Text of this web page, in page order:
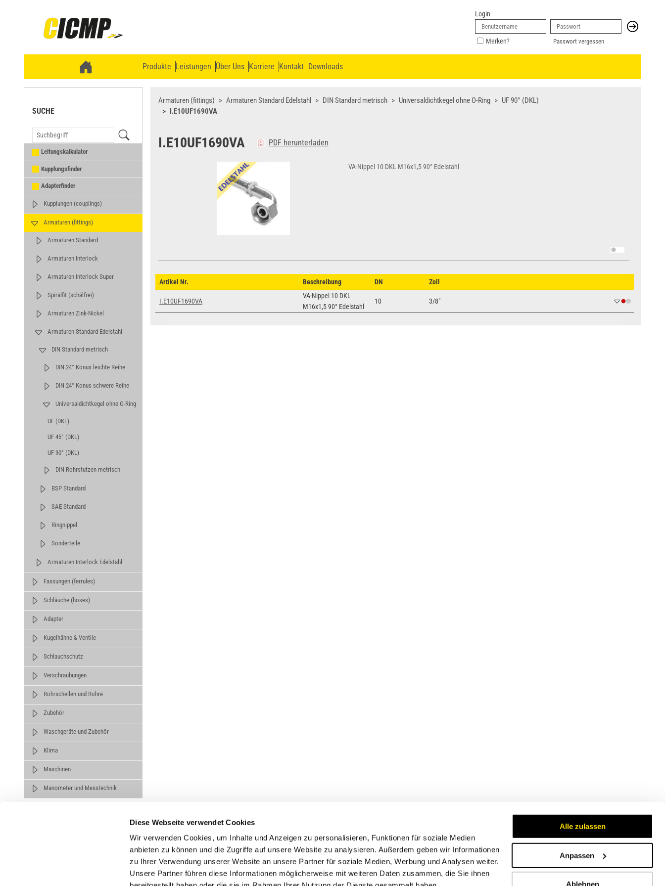
Diese Webseite verwendet Cookies
Wir verwenden Cookies, um Inhalte und Anzeigen zu personalisieren, Funktionen für soziale Medien
anbieten zu können und die Zugriffe auf unsere Website zu analysieren. Außerdem geben wir Informationen
zu Ihrer Verwendung unserer Website an unsere Partner für soziale Medien, Werbung und Analysen weiter.
Unsere Partner führen diese Informationen möglicherweise mit weiteren Daten zusammen, die Sie ihnen
Alle zulassen
Anpassen
Ablehnen
Login
Merken? Passwort vergessen
Produkte Leistungen Über Uns Karriere Kontakt Downloads
SUCHE
Leitungskalkulator
Kupplungsfinder
Adapterfinder
Kupplungen (couplings)
Armaturen (fittings)
Armaturen Standard
Armaturen Interlock
Armaturen Interlock Super
Spiralfit (schälfrei)
Armaturen Zink-Nickel
Armaturen Standard Edelstahl
DIN Standard metrisch
DIN 24° Konus leichte Reihe
DIN 24° Konus schwere Reihe
Universaldichtkegel ohne O-Ring
UF (DKL)
UF 45° (DKL)
UF 90° (DKL)
DIN Rohrstutzen metrisch
BSP Standard
SAE Standard
Ringnippel
Sonderteile
Armaturen Interlock Edelstahl
Fassungen (ferrules)
Schläuche (hoses)
Adapter
Kugelhähne & Ventile
Schlauchschutz
Verschraubungen
Rohrschellen und Rohre
Zubehör
Waschgeräte und Zubehör
Klima
Maschinen
Manometer und Messtechnik
Armaturen (fittings) Armaturen Standard Edelstahl DIN Standard metrisch Universaldichtkegel ohne O-Ring
UF 90° (DKL)
I.E10UF1690VA
I.E10UF1690VA PDF herunterladen
VA-Nippel 10 DKL M16x1,5 90° Edelstahl
Artikel Nr. Beschreibung DN Zoll
I.E10UF1690VA
VA-Nippel 10 DKL
M16x1,5 90° Edelstahl
10 3/8"
Unternehmen Service Kontakt Zertifikate